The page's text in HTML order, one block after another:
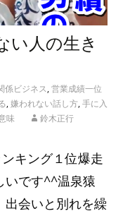
い人の生き
係ビジネス,営業成績一位
,嫌われない話し方,手に入
味 鈴木正行
キング１位爆走
いです^^温泉猿
出会いと別れを繰